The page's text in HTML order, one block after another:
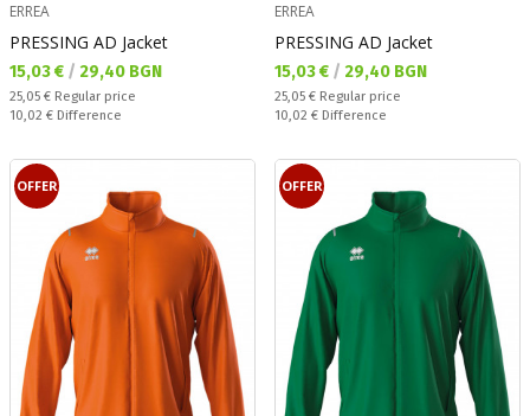
ERREA
PRESSING AD Jacket
Текуща цена:
15,03 € / 29,40 BGN
Regular price:
25,05 € Regular price
Спестявате:
10,02 € Difference
ERREA
PRESSING AD Jacket
Текуща цена:
15,03 € / 29,40 BGN
Regular price:
25,05 € Regular price
Спестявате:
10,02 € Difference
OFFER OFFER